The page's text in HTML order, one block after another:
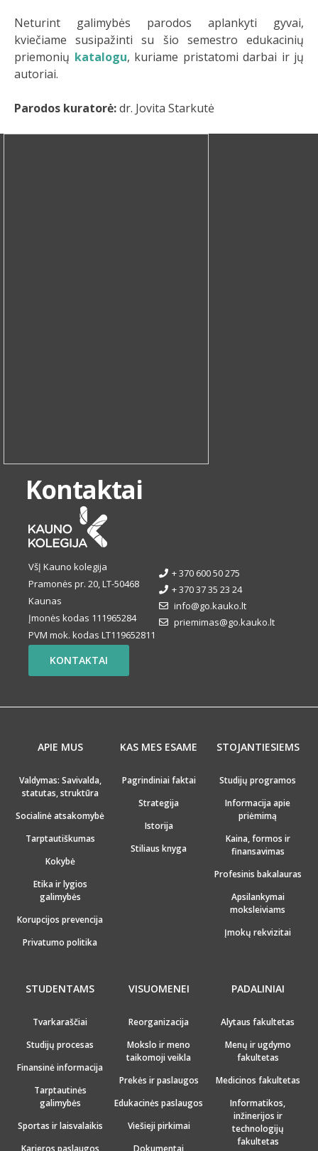
Neturint galimybės parodos aplankyti gyvai,
kviečiame susipažinti su šio semestro edukacinių
priemonių katalogu, kuriame pristatomi darbai ir jų
autoriai.
Parodos kuratorė:dr. Jovita Starkutė
Kontaktai
VšĮ Kauno kolegija
Pramonės pr. 20, LT-50468
Kaunas
Įmonės kodas 111965284
PVM mok. kodas LT119652811
+ 370 600 50 275
+ 370 37 35 23 24
info@go.kauko.lt
priemimas@go.kauko.lt
KONTAKTAI
APIE MUS
Valdymas: Savivalda,
statutas, struktūra
Socialinė atsakomybė
Tarptautiškumas
Kokybė
Etika ir lygios
galimybės
Korupcijos prevencija
Privatumo politika
KAS MES ESAME
Pagrindiniai faktai
Strategija
Istorija
Stiliaus knyga
STOJANTIESIEMS
Studijų programos
Informacija apie
priėmimą
Kaina, formos ir
finansavimas
Profesinis bakalauras
Apsilankymai
moksleiviams
Įmokų rekvizitai
STUDENTAMS
Tvarkaraščiai
Studijų procesas
Finansinė informacija
Tarptautinės
galimybės
Sportas ir laisvalaikis
Karjeros paslaugos
VISUOMENEI
Reorganizacija
Mokslo ir meno
taikomoji veikla
Prekės ir paslaugos
Edukacinės paslaugos
Viešieji pirkimai
Dokumentai
PADALINIAI
Alytaus fakultetas
Menų ir ugdymo
fakultetas
Medicinos fakultetas
Informatikos,
inžinerijos ir
technologijų
fakultetas